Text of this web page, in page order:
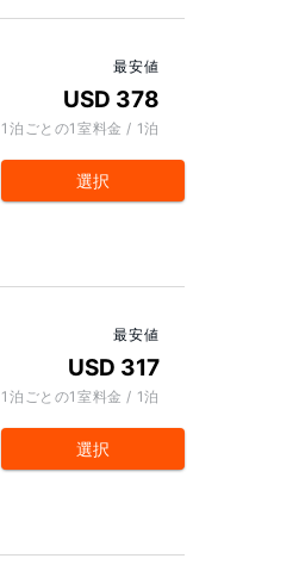
最安値
USD 378
1泊ごとの1室料金 / 1泊
選択
最安値
USD 317
1泊ごとの1室料金 / 1泊
選択